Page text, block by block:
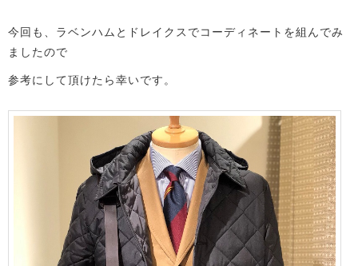
今回も、ラベンハムとドレイクスでコーディネートを組んでみ
ましたので
参考にして頂けたら幸いです。